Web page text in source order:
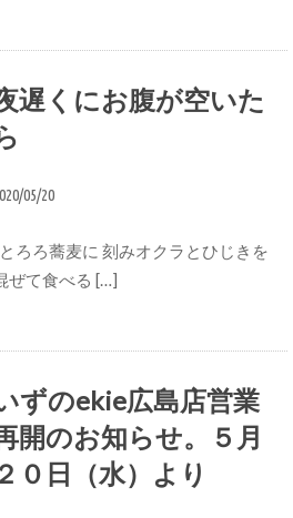
遅くにお腹が空いた
05/20
とろろ蕎麦に 刻みオクラとひじきを
ぜて食べる […]
ずのekie広島店営業
開のお知らせ。５月
２０日（水）より